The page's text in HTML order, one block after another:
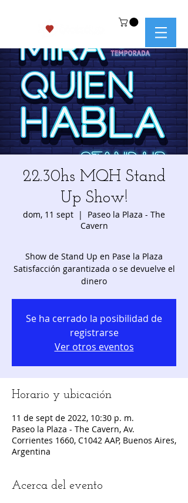
22.30hs MQH Stand
Up Show!
dom, 11 sept
  |
Paseo la Plaza - The
Cavern
Show de Stand Up en Pase la Plaza
Satisfacción garantizada o se devuelve el
dinero
Se ha cerrado la posibilidad de
registrarse
Ver otros eventos
Horario y ubicación
11 de sept de 2022, 10:30 p. m.
Paseo la Plaza - The Cavern, Av.
Corrientes 1660, C1042 AAP, Buenos Aires,
Argentina
Acerca del evento